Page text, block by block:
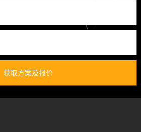
获取方案及报价